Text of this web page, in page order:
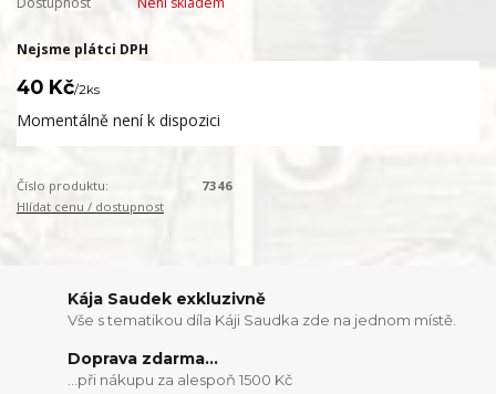
Nejsme plátci DPH
40 Kč/2ks
Momentálně není k dispozici
Číslo produktu:
7346
Hlídat cenu / dostupnost
Kája Saudek exkluzivně
Vše s tematikou díla Káji Saudka zde na jednom místě.
Doprava zdarma...
...při nákupu za alespoň 1500 Kč